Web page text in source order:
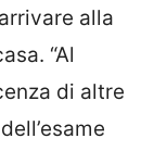
alla
“Al
di altre